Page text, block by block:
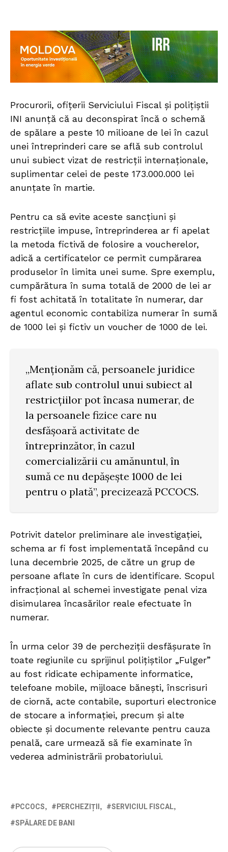
Procurorii, ofițerii Serviciului Fiscal și polițiștii
INI anunță că au deconspirat încă o schemă
de spălare a peste 10 milioane de lei în cazul
unei întreprinderi care se află sub controlul
unui subiect vizat de restricții internaționale,
suplimentar celei de peste 173.000.000 lei
anunțate în martie.
Pentru ca să evite aceste sancțiuni și
restricțiile impuse, întreprinderea ar fi apelat
la metoda fictivă de folosire a voucherelor,
adică a certificatelor ce permit cumpărarea
produselor în limita unei sume. Spre exemplu,
cumpărătura în suma totală de 2000 de lei ar
fi fost achitată în totalitate în numerar, dar
agentul economic contabiliza numerar în sumă
de 1000 lei și fictiv un voucher de 1000 de lei.
„Menționăm că, persoanele juridice
aflate sub controlul unui subiect al
restricțiilor pot încasa numerar, de
la persoanele fizice care nu
desfășoară activitate de
întreprinzător, în cazul
comercializării cu amănuntul, în
sumă ce nu depășește 1000 de lei
pentru o plată”, precizează PCCOCS.
Potrivit datelor preliminare ale investigației,
schema ar fi fost implementată începând cu
luna decembrie 2025, de către un grup de
persoane aflate în curs de identificare. Scopul
infracțional al schemei investigate penal viza
disimularea încasărilor reale efectuate în
numerar.
În urma celor 39 de percheziții desfășurate în
toate regiunile cu sprijinul polițiștilor „Fulger”
au fost ridicate echipamente informatice,
telefoane mobile, mijloace bănești, înscrisuri
de ciornă, acte contabile, suporturi electronice
de stocare a informației, precum și alte
obiecte și documente relevante pentru cauza
penală, care urmează să fie examinate în
vederea administrării probatoriului.
PCCOCS PERCHEZIȚII
SERVICIUL FISCAL
SPĂLARE DE BANI